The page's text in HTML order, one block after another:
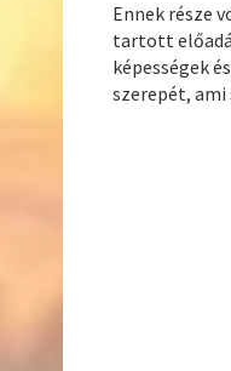
Ennek része
tartott
képességek
szerepét,